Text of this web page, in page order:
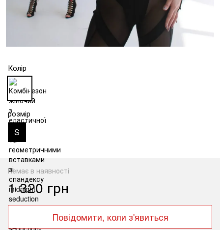
Колір
розмір
S
Немає в наявності
1 320 грн
Повідомити, коли з'явиться